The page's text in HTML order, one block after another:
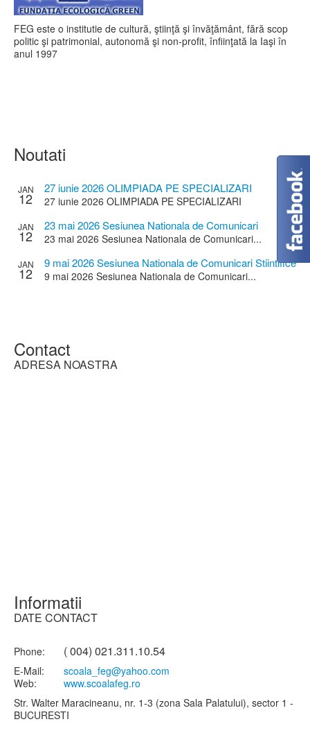
FEG este o institutie de cultură, ştiinţă şi învăţământ, fără scop
politic şi patrimonial, autonomă şi non-profit, înfiinţată la Iaşi în
anul 1997
Noutati
JAN
12
27 iunie 2026 OLIMPIADA PE SPECIALIZARI
27 iunie 2026 OLIMPIADA PE SPECIALIZARI
JAN
12
23 mai 2026 Sesiunea Nationala de Comunicari
Stiintifice a Cadrelor Didactice
23 mai 2026 Sesiunea Nationala de Comunicari...
JAN
12
9 mai 2026 Sesiunea Nationala de Comunicari Stiintifice
a elevilor
9 mai 2026 Sesiunea Nationala de Comunicari...
Contact
ADRESA NOASTRA
Informatii
DATE CONTACT
Phone: ( 004) 021.311.10.54
E-Mail:
scoala_feg@yahoo.com
Web:
www.scoalafeg.ro
Str. Walter Maracineanu, nr. 1-3 (zona Sala Palatului), sector 1 -
BUCURESTI